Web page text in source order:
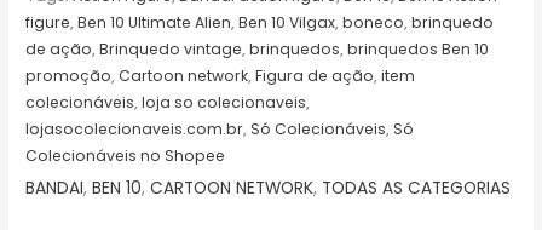
figure,Ben 10 Ultimate Alien,Ben 10 Vilgax,boneco,brinquedo
de ação,Brinquedo vintage,brinquedos,brinquedos Ben 10
promoção,Cartoon network,Figura de ação,item
colecionáveis,loja so colecionaveis,
lojasocolecionaveis.com.br,Só Colecionáveis,Só
Colecionáveis no Shopee
BANDAI,BEN 10,CARTOON NETWORK, TODAS AS CATEGORIAS